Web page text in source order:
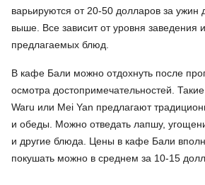
варьируются от 20-50 долларов за ужин
выше. Все зависит от уровня заведения и
предлагаемых блюд.
В кафе Бали можно отдохнуть после
осмотра достопримечательностей.
Waru или Mei Yan предлагают
и обеды. Можно отведать лапшу,
и другие блюда. Цены в кафе Бали
покушать можно в среднем за 10-15